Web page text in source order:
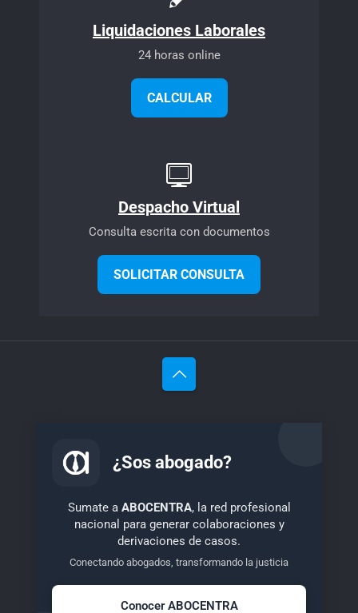
Liquidaciones Laborales
24 horas online
CALCULAR
Despacho Virtual
Consulta escrita con documentos
SOLICITAR CONSULTA
¿Sos abogado?
Sumate a ABOCENTRA, la red profesional
nacional para generar colaboraciones y
derivaciones de casos.
Conectando abogados, transformando la justicia
Conocer ABOCENTRA